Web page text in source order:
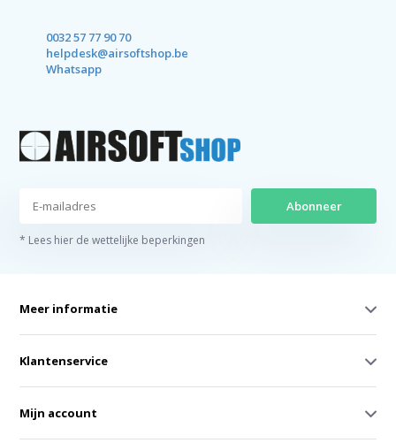
0032 57 77 90 70
helpdesk@airsoftshop.be
Whatsapp
Abonneer
* Lees hier de wettelijke beperkingen
Meer informatie
Klantenservice
Mijn account